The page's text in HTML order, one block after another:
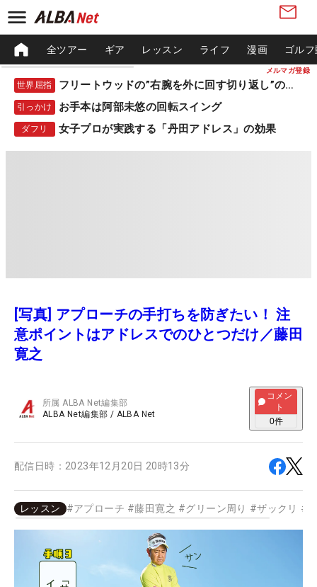
メルマガ登録
全ツアー ギア レッスン ライフ 漫画 ゴル
世界屈指 フリートウッドの”右腕を外に回す切り返し”の秘密
引っかけ お手本は阿部未悠の回転スイング
ダフリ 女子プロが実践する「丹田アドレス」の効果
[写真] アプローチの手打ちを防ぎたい！ 注
意ポイントはアドレスでのひとつだけ／藤田
寛之
所属ALBA Net編集部
ALBA Net編集部 / ALBA Net
コメン
ト
0件
配信日時： 2023年12月20日 20時13分
レッスン #アプローチ #藤田寛之 #グリーン周り #ザックリ #